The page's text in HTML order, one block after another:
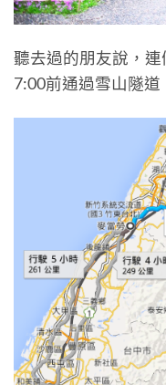
聽去過的朋友說，
7:00前通過雪山隧道